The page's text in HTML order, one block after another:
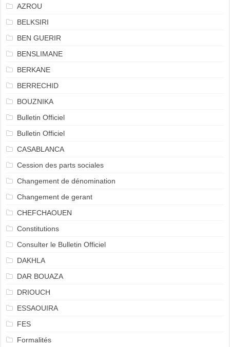
AZROU
BELKSIRI
BEN GUERIR
BENSLIMANE
BERKANE
BERRECHID
BOUZNIKA
Bulletin Officiel
Bulletin Officiel
CASABLANCA
Cession des parts sociales
Changement de dénomination
Changement de gerant
CHEFCHAOUEN
Constitutions
Consulter le Bulletin Officiel
DAKHLA
DAR BOUAZA
DRIOUCH
ESSAOUIRA
FES
Formalités